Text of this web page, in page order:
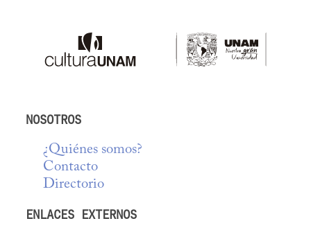
NOSOTROS
¿Quiénes somos?
Contacto
Directorio
ENLACES EXTERNOS